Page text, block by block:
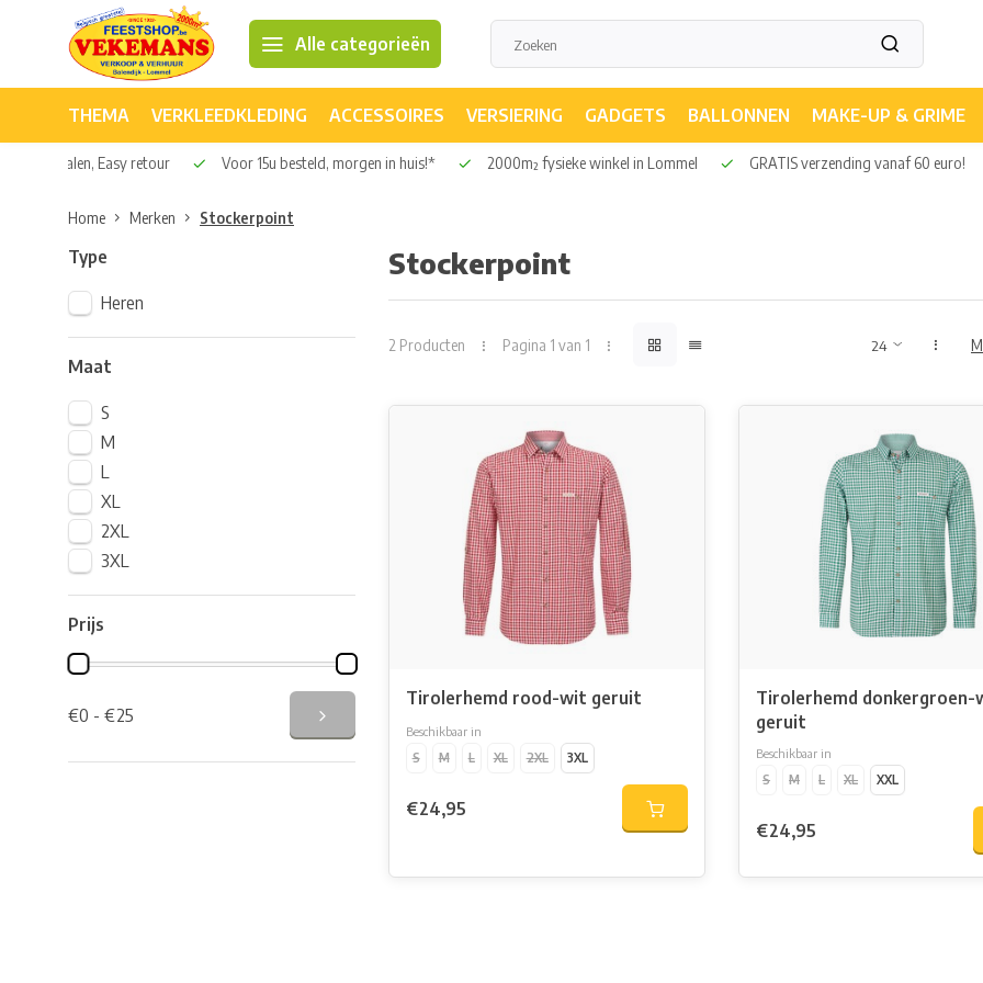
Alle categorieën
THEMA VERKLEEDKLEDING ACCESSOIRES VERSIERING GADGETS BALLONNEN MAKE-UP & GRIME
Veilig betalen, Easy retour Voor 15u besteld, morgen in huis!* 2000m² fysieke winkel in Lommel GRATIS verzending vanaf 60 euro!
Home Merken Stockerpoint
Type
Heren
Maat
S
M
L
XL
2XL
3XL
Prijs
€0 - €25
Stockerpoint
2 Producten Pagina 1 van 1
Tirolerhemd rood-wit geruit
Beschikbaar in
S
M L XL 2XL 3XL
€24,95
Tirolerhemd donkergroen-
geruit
Beschikbaar in
S
M L XL XXL
€24,95